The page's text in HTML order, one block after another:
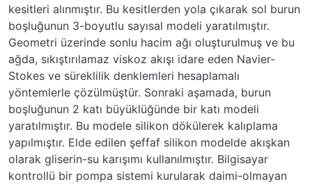
kesitleri alınmıştır. Bu kesitlerden yola çıkarak sol burun
boşluğunun 3-boyutlu sayısal modeli yaratılmıştır.
Geometri üzerinde sonlu hacim ağı oluşturulmuş ve bu
ağda, sıkıştırılamaz viskoz akışı idare eden Navier-
Stokes ve süreklilik denklemleri hesaplamalı
yöntemlerle çözülmüştür. Sonraki aşamada, burun
boşluğunun 2 katı büyüklüğünde bir katı modeli
yaratılmıştır. Bu modele silikon dökülerek kalıplama
yapılmıştır. Elde edilen şeffaf silikon modelde akışkan
olarak gliserin-su karışımı kullanılmıştır. Bilgisayar
kontrollü bir pompa sistemi kurularak daimi-olmayan